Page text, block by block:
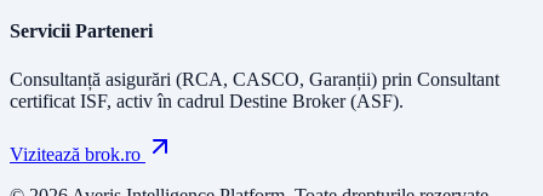
Servicii Parteneri
Consultanță asigurări (RCA, CASCO, Garanții) prin Consultant
certificat ISF, activ în cadrul Destine Broker (ASF).
Vizitează brok.ro